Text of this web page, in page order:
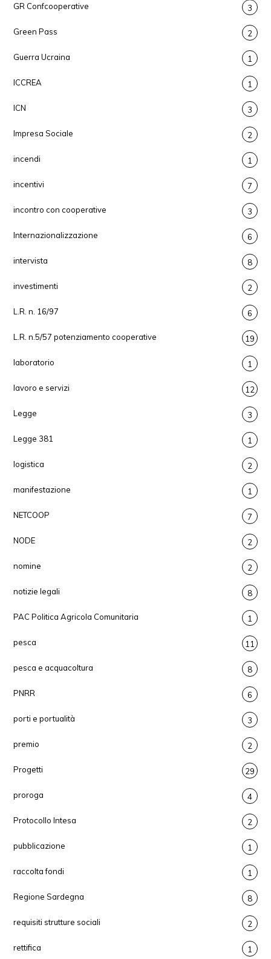
GR Confcooperative 3
Green Pass 2
Guerra Ucraina 1
ICCREA 1
ICN 3
Impresa Sociale 2
incendi 1
incentivi 7
incontro con cooperative 3
Internazionalizzazione 6
intervista 8
investimenti 2
L.R. n. 16/97 6
L.R. n.5/57 potenziamento cooperative 19
laboratorio 1
lavoro e servizi 12
Legge 3
Legge 381 1
logistica 2
manifestazione 1
NETCOOP 7
NODE 2
nomine 2
notizie legali 8
PAC Politica Agricola Comunitaria 1
pesca 11
pesca e acquacoltura 8
PNRR 6
porti e portualità 3
premio 2
Progetti 29
proroga 4
Protocollo Intesa 2
pubblicazione 1
raccolta fondi 1
Regione Sardegna 8
requisiti strutture sociali 2
rettifica 1